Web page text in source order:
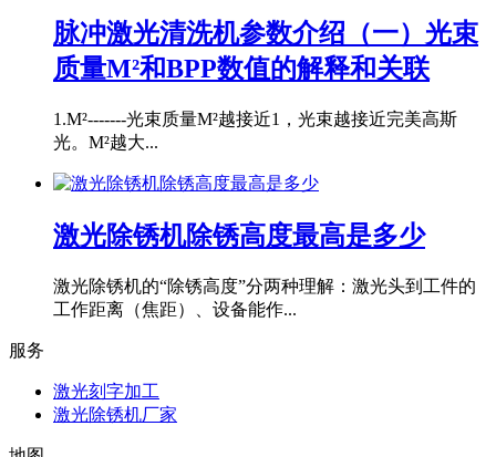
脉冲激光清洗机参数介绍（一）光束
质量M²和BPP数值的解释和关联
1.M²-------光束质量M²越接近1，光束越接近完美高斯
光。M²越大...
激光除锈机除锈高度最高是多少
激光除锈机的“除锈高度”分两种理解：激光头到工件的
工作距离（焦距）、设备能作...
服务
激光刻字加工
激光除锈机厂家